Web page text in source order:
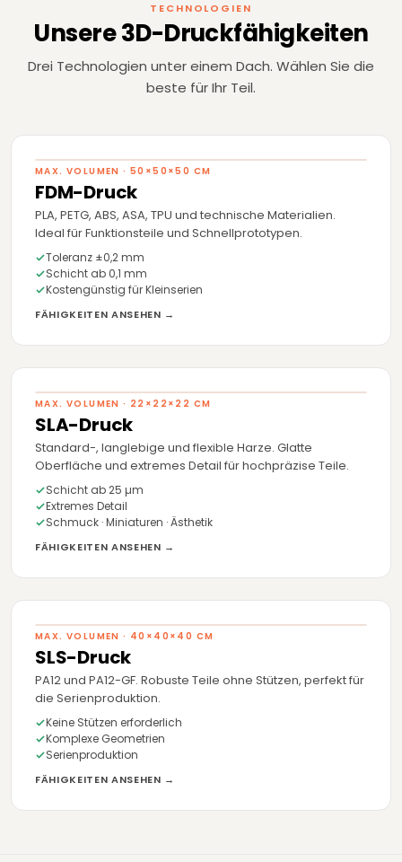
TECHNOLOGIEN
Unsere 3D-Druckfähigkeiten
Drei Technologien unter einem Dach. Wählen Sie die
beste für Ihr Teil.
MAX. VOLUMEN · 50×50×50 CM
FDM-Druck
PLA, PETG, ABS, ASA, TPU und technische Materialien.
Ideal für Funktionsteile und Schnellprototypen.
Toleranz ±0,2 mm
Schicht ab 0,1 mm
Kostengünstig für Kleinserien
FÄHIGKEITEN ANSEHEN →
MAX. VOLUMEN · 22×22×22 CM
SLA-Druck
Standard-, langlebige und flexible Harze. Glatte
Oberfläche und extremes Detail für hochpräzise Teile.
Schicht ab 25 µm
Extremes Detail
Schmuck · Miniaturen · Ästhetik
FÄHIGKEITEN ANSEHEN →
MAX. VOLUMEN · 40×40×40 CM
SLS-Druck
PA12 und PA12-GF. Robuste Teile ohne Stützen, perfekt für
die Serienproduktion.
Keine Stützen erforderlich
Komplexe Geometrien
Serienproduktion
FÄHIGKEITEN ANSEHEN →